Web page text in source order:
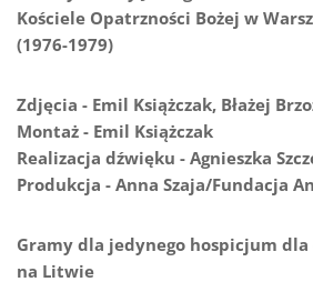
Kościele Opatrzności Bożej w
(1976-1979)
Zdjęcia - Emil Książczak, Błażej
Montaż - Emil Książczak
Realizacja dźwięku - Agnieszka
Produkcja - Anna Szaja/Fundacja
Gramy dla jedynego hospicjum dla
na Litwie